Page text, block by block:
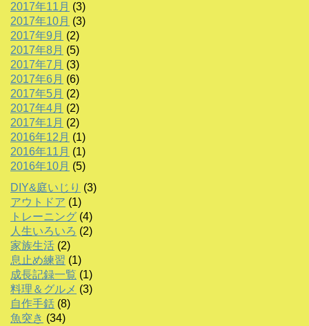
2017年11月 (3)
2017年10月 (3)
2017年9月 (2)
2017年8月 (5)
2017年7月 (3)
2017年6月 (6)
2017年5月 (2)
2017年4月 (2)
2017年1月 (2)
2016年12月 (1)
2016年11月 (1)
2016年10月 (5)
DIY&庭いじり (3)
アウトドア (1)
トレーニング (4)
人生いろいろ (2)
家族生活 (2)
息止め練習 (1)
成長記録一覧 (1)
料理＆グルメ (3)
自作手銛 (8)
魚突き (34)